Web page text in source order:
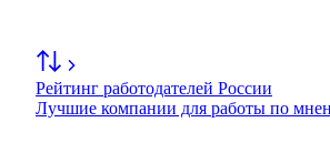
Рейтинг работодателей России
Лучшие компании для работы по